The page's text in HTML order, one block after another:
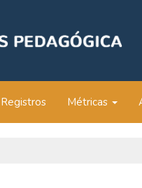
Registros Métricas